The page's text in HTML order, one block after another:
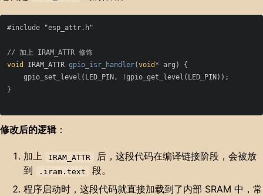
#include "esp_attr.h"
// 加上 IRAM_ATTR 修饰
void
IRAM_ATTR gpio_isr_handler(void * arg )
{
gpio_set_level ( LED_PIN , !gpio_get_level ( LED_PIN ));
}
修改后的逻辑：
加上 IRAM_ATTR
后，这段代码在编译链接阶段，会被放
到
.iram.text
段。
程序启动时，这段代码就直接加载到了内部 SRAM 中，常